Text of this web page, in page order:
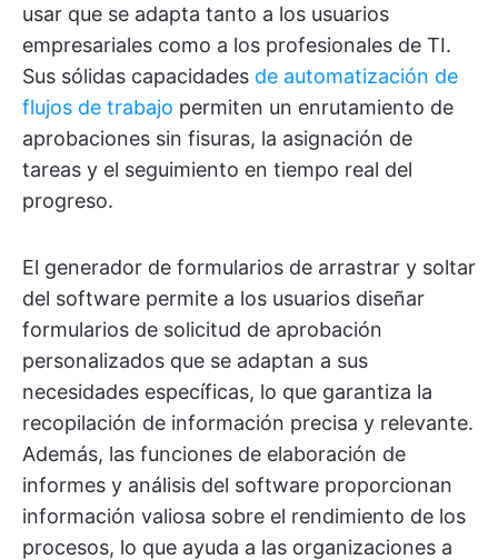
usar que se adapta tanto a los usuarios
empresariales como a los profesionales de TI.
Sus sólidas capacidades de automatización de
flujos de trabajo permiten un enrutamiento de
aprobaciones sin fisuras, la asignación de
tareas y el seguimiento en tiempo real del
progreso.
El generador de formularios de arrastrar y soltar
del software permite a los usuarios diseñar
formularios de solicitud de aprobación
personalizados que se adaptan a sus
necesidades específicas, lo que garantiza la
recopilación de información precisa y relevante.
Además, las funciones de elaboración de
informes y análisis del software proporcionan
información valiosa sobre el rendimiento de los
procesos, lo que ayuda a las organizaciones a